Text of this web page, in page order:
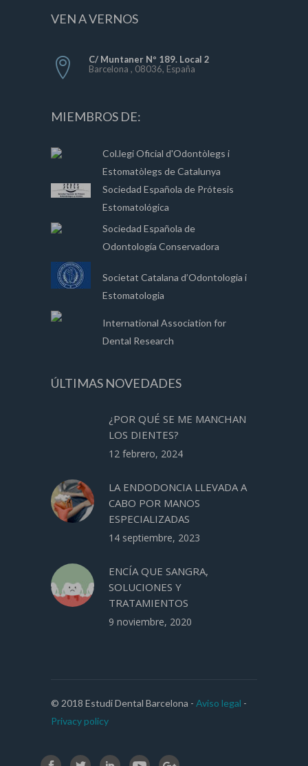
VEN A VERNOS
C/ Muntaner Nº 189. Local 2
Barcelona , 08036, España
MIEMBROS DE:
Col.legi Oficial d'Odontòlegs i
Estomatòlegs de Catalunya
Sociedad Española de Prótesis
Estomatológica
Sociedad Española de
Odontología Conservadora
Societat Catalana d’Odontologia i
Estomatologia
International Association for
Dental Research
ÚLTIMAS NOVEDADES
¿POR QUÉ SE ME MANCHAN
LOS DIENTES?
12 febrero, 2024
LA ENDODONCIA LLEVADA A
CABO POR MANOS
ESPECIALIZADAS
14 septiembre, 2023
ENCÍA QUE SANGRA,
SOLUCIONES Y
TRATAMIENTOS
9 noviembre, 2020
© 2018 Estudi Dental Barcelona - Aviso legal -
Privacy policy